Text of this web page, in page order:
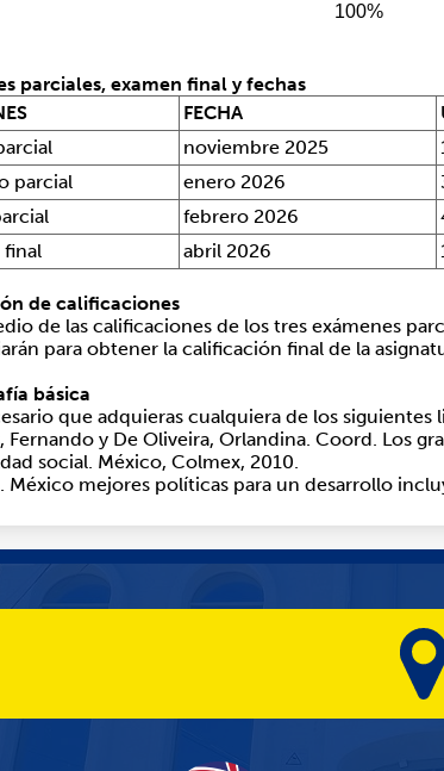
100%
parciales, examen final y fechas
FECHA
noviembre 2025
parcial
enero 2026
febrero 2026
final
abril 2026
de calificaciones
de las calificaciones de los tres exámenes
para obtener la calificación final de la
básica
que adquieras cualquiera de los siguientes
Fernando y De Oliveira, Orlandina. Coord. Los
social. México, Colmex, 2010.
México mejores políticas para un desarrollo